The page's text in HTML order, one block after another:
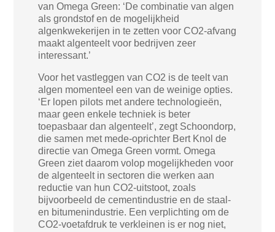
van Omega Green: ‘De combinatie van algen
als grondstof en de mogelijkheid
algenkwekerijen in te zetten voor CO2-afvang
maakt algenteelt voor bedrijven zeer
interessant.’
Voor het vastleggen van CO2 is de teelt van
algen momenteel een van de weinige opties.
‘Er lopen pilots met andere technologieën,
maar geen enkele techniek is beter
toepasbaar dan algenteelt’, zegt Schoondorp,
die samen met mede-oprichter Bert Knol de
directie van Omega Green vormt. Omega
Green ziet daarom volop mogelijkheden voor
de algenteelt in sectoren die werken aan
reductie van hun CO2-uitstoot, zoals
bijvoorbeeld de cementindustrie en de staal-
en bitumenindustrie. Een verplichting om de
CO2-voetafdruk te verkleinen is er nog niet,